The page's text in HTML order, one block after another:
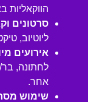
הווקאליות
סרטונים
ליוטיוב,
אירועים
לחתונה, בר/
אחר.
שימוש